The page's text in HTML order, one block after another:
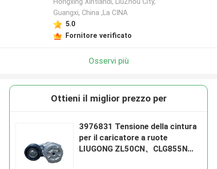
Guangxi, China ,La CINA
5.0
Fornitore verificato
Osservi più
Ottieni il miglior prezzo per
3976831 Tensione della cintura
per il caricatore a ruote
LIUGONG ZL50CN、CLG855N、